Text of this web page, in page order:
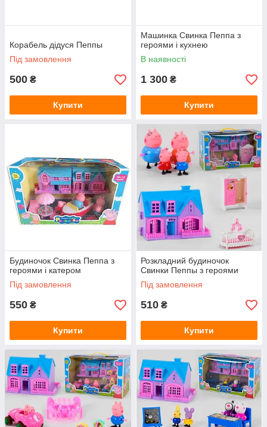
Корабель дідуся Пеппы
Під замовлення
500 ₴
Купити
Машинка Свинка Пеппа з
героями і кухнею
В наявності
1 300 ₴
Купити
Будиночок Свинка Пеппа з
героями і катером
Під замовлення
550 ₴
Купити
Розкладний будиночок
Свинки Пеппы з героями
Під замовлення
510 ₴
Купити